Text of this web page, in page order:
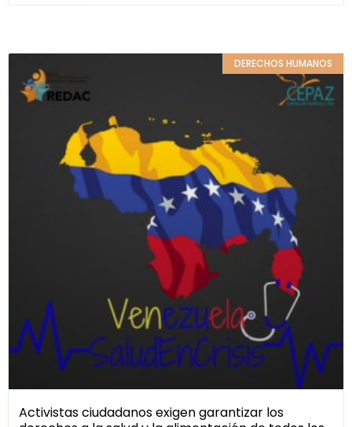
DERECHOS HUMANOS
Activistas ciudadanos exigen garantizar los